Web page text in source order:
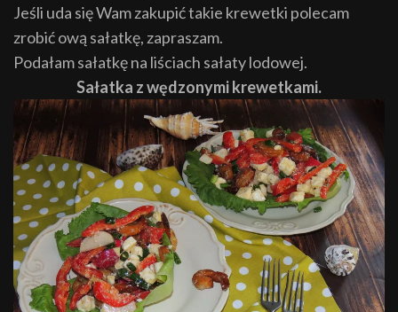
Jeśli uda się Wam zakupić takie krewetki polecam
zrobić ową sałatkę, zapraszam.
Podałam sałatkę na liściach sałaty lodowej.
Sałatka z wędzonymi krewetkami.